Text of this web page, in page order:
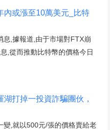
內或漲至10萬美元_比特
息,據報道,由于市場對FTX崩
,從而推動比特幣的價格今日
打掉一投資詐騙團伙，
變,就以500元/張的價格賣給老